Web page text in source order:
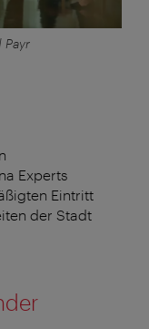
Payr
Experts
Eintritt
der Stadt